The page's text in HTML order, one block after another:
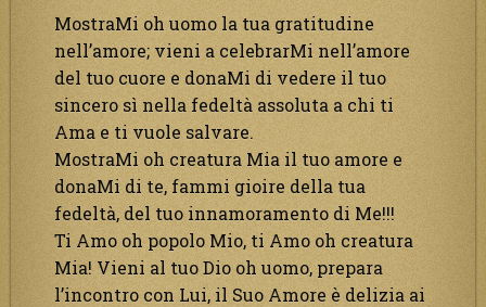
MostraMi oh uomo la tua gratitudine
nell’amore; vieni a celebrarMi nell’amore
del tuo cuore e donaMi di vedere il tuo
sincero sì nella fedeltà assoluta a chi ti
Ama e ti vuole salvare.
MostraMi oh creatura Mia il tuo amore e
donaMi di te, fammi gioire della tua
fedeltà, del tuo innamoramento di Me!!!
Ti Amo oh popolo Mio, ti Amo oh creatura
Mia! Vieni al tuo Dio oh uomo, prepara
l’incontro con Lui, il Suo Amore è delizia ai